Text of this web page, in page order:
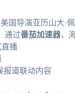
国导演亚历山大·
通过番茄加速器，
直播
报道联动内容